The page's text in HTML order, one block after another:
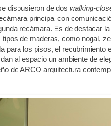
dispusieron de dos walking-
principal con
recámara. Es de destacar
tipos de maderas, como nogal,
para los pisos, el recubrimiento
al espacio un ambiente de
de ARCO arquitectura